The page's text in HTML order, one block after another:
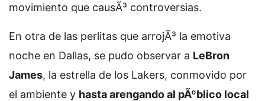
movimiento que causÃ³ controversias.
En otra de las perlitas que arrojÃ³ la emotiva
noche en Dallas, se pudo observar a LeBron
James, la estrella de los Lakers, conmovido por
el ambiente y hasta arengando al pÃºblico local